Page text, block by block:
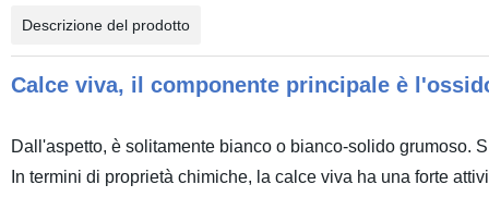
Descrizione del prodotto
Calce viva, il componente principale è
Dall'aspetto, è solitamente bianco o bianco-solido grumoso.
In termini di proprietà chimiche, la calce viva ha una forte